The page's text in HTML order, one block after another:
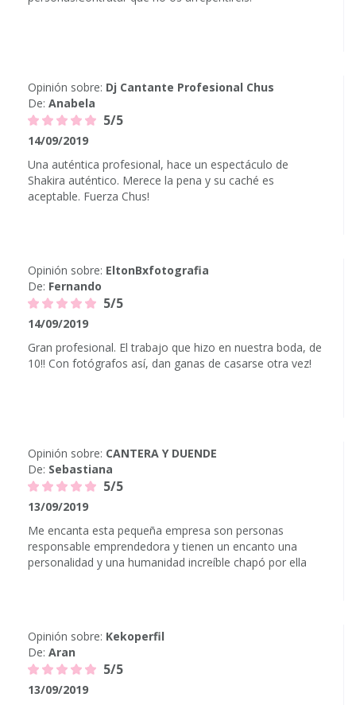
Opinión sobre: Dj Cantante Profesional Chus
De: Anabela
5/5
14/09/2019
Una auténtica profesional, hace un espectáculo de
Shakira auténtico. Merece la pena y su caché es
aceptable. Fuerza Chus!
Opinión sobre: EltonBxfotografia
De: Fernando
5/5
14/09/2019
Gran profesional. El trabajo que hizo en nuestra boda, de
10!! Con fotógrafos así, dan ganas de casarse otra vez!
Opinión sobre: CANTERA Y DUENDE
De: Sebastiana
5/5
13/09/2019
Me encanta esta pequeña empresa son personas
responsable emprendedora y tienen un encanto una
personalidad y una humanidad increíble chapó por ella
Opinión sobre: Kekoperfil
De: Aran
5/5
13/09/2019